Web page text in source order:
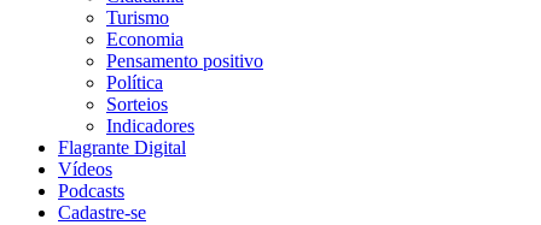
Turismo
Economia
Pensamento positivo
Política
Sorteios
Indicadores
Flagrante Digital
Vídeos
Podcasts
Cadastre-se